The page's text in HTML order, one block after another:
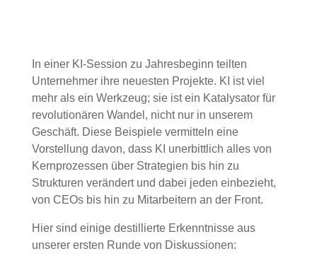
In einer KI-Session zu Jahresbeginn teilten
Unternehmer ihre neuesten Projekte. KI ist viel
mehr als ein Werkzeug; sie ist ein Katalysator für
revolutionären Wandel, nicht nur in unserem
Geschäft. Diese Beispiele vermitteln eine
Vorstellung davon, dass KI unerbittlich alles von
Kernprozessen über Strategien bis hin zu
Strukturen verändert und dabei jeden einbezieht,
von CEOs bis hin zu Mitarbeitern an der Front.
Hier sind einige destillierte Erkenntnisse aus
unserer ersten Runde von Diskussionen: